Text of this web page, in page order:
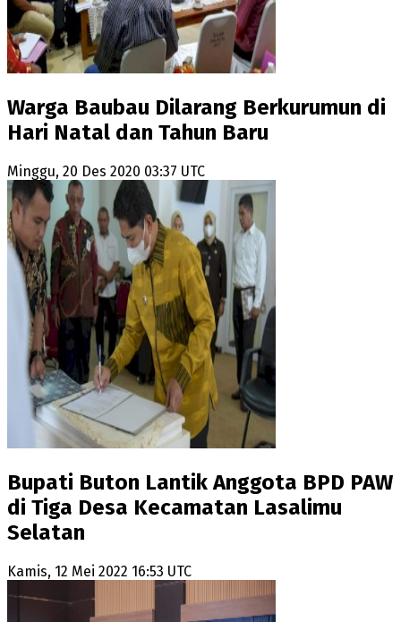
Warga Baubau Dilarang Berkurumun di
Hari Natal dan Tahun Baru
Minggu, 20 Des 2020 03:37 UTC
Bupati Buton Lantik Anggota BPD PAW
di Tiga Desa Kecamatan Lasalimu
Selatan
Kamis, 12 Mei 2022 16:53 UTC